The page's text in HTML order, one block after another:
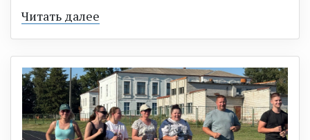
Читать далее